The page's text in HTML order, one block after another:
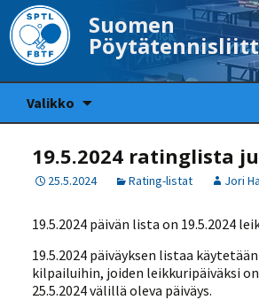
Suomen
Valikko
19.5.2024 ratinglista
25.5.2024 Rating-listat Jori
19.5.2024 päivän lista on 19.5.2024
19.5.2024 päiväyksen listaa
kilpailuihin, joiden leikkuripäiväksi
25.5.2024 välillä oleva päiväys.